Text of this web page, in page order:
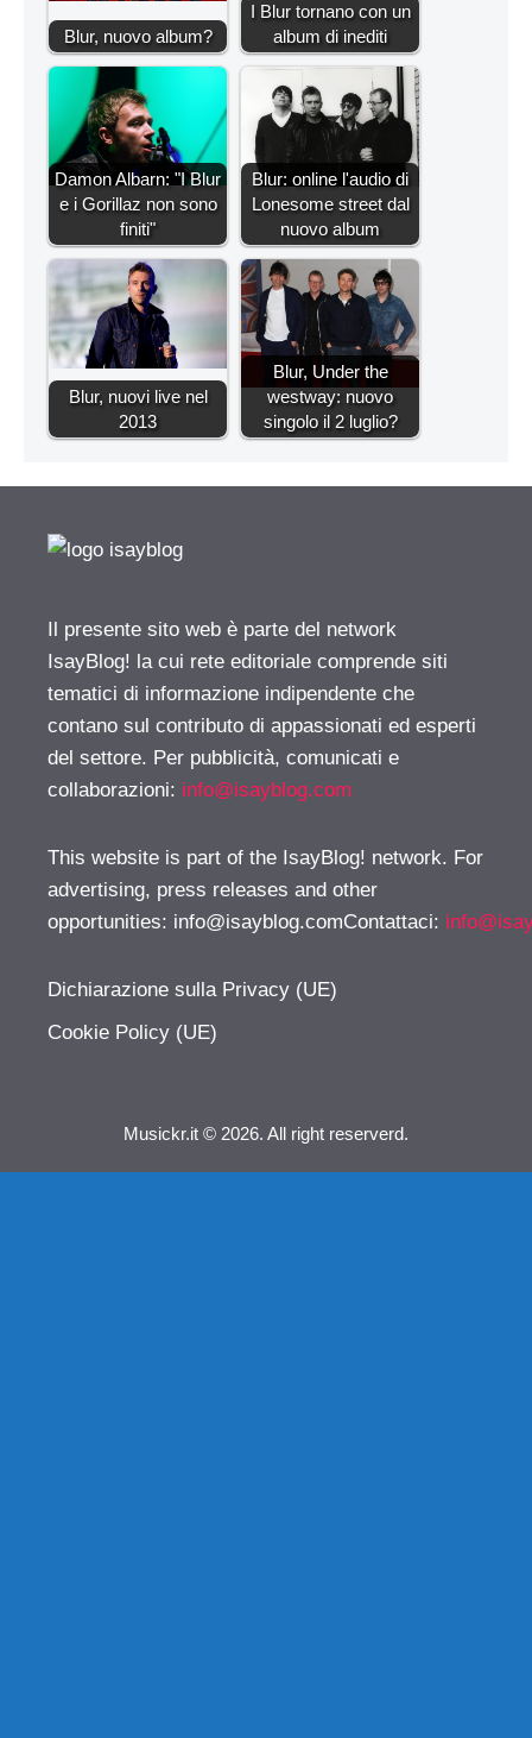
Blur, nuovo album?
I Blur tornano con un
album di inediti
Damon Albarn: "I Blur
e i Gorillaz non sono
finiti"
Blur: online l'audio di
Lonesome street dal
nuovo album
Blur, nuovi live nel
2013
Blur, Under the
westway: nuovo
singolo il 2 luglio?
Il presente sito web è parte del network
IsayBlog! la cui rete editoriale comprende siti
tematici di informazione indipendente che
contano sul contributo di appassionati ed esperti
del settore. Per pubblicità, comunicati e
collaborazioni: info@isayblog.com
This website is part of the IsayBlog! network. For
advertising, press releases and other
opportunities: info@isayblog.comContattaci:
Dichiarazione sulla Privacy (UE)
Cookie Policy (UE)
Musickr.it © 2026. All right reserverd.